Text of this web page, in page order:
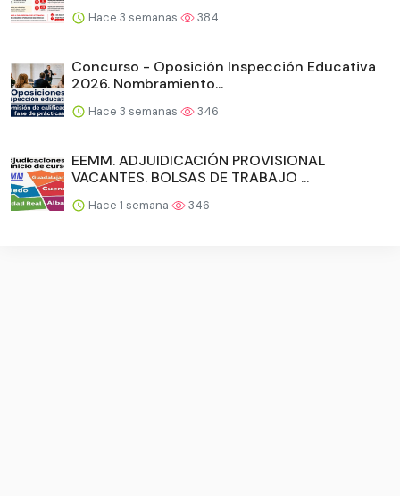
Hace 3 semanas 384
Concurso - Oposición Inspección Educativa
2026. Nombramiento...
Hace 3 semanas 346
EEMM. ADJUIDICACIÓN PROVISIONAL
VACANTES. BOLSAS DE TRABAJO ...
Hace 1 semana 346